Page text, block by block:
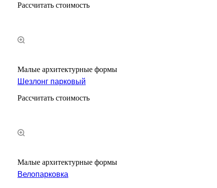
Рассчитать стоимость
Малые архитектурные формы
Шезлонг парковый
Рассчитать стоимость
Малые архитектурные формы
Велопарковка